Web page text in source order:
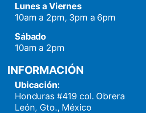
Lunes a Viernes
10am a 2pm, 3pm a 6pm
Sábado
10am a 2pm
INFORMACIÓN
Ubicación:
Honduras #419 col. Obrera
León, Gto., México